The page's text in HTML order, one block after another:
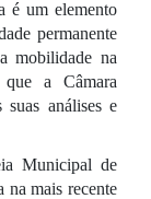
é um elemento
permanente
mobilidade na
a Câmara
análises e
Municipal de
na mais recente